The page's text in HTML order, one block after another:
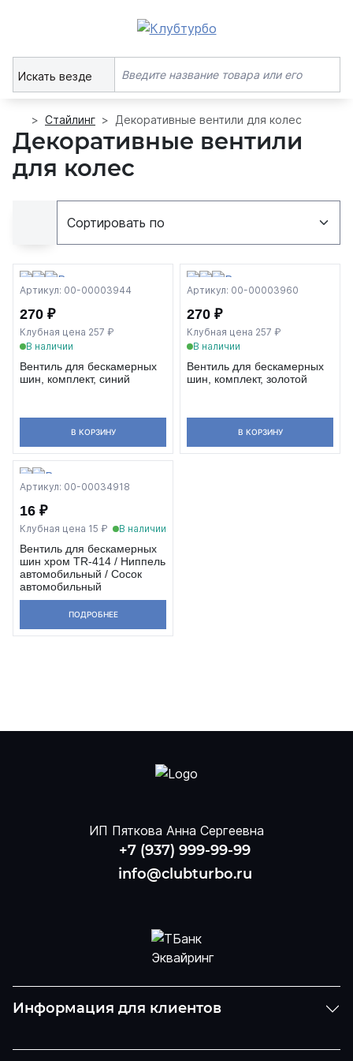
Искать везде
Стайлинг Декоративные вентили для колес
Декоративные вентили
для колес
Артикул: 00-00003944
270 ₽
Клубная цена 257 ₽
В наличии
Вентиль для бескамерных
шин, комплект, синий
В КОРЗИНУ
Артикул: 00-00003960
270 ₽
Клубная цена 257 ₽
В наличии
Вентиль для бескамерных
шин, комплект, золотой
В КОРЗИНУ
Артикул: 00-00034918
16 ₽
Клубная цена 15 ₽ В наличии
Вентиль для бескамерных
шин хром TR-414 / Ниппель
автомобильный / Сосок
автомобильный
ПОДРОБНЕЕ
ИП Пяткова Анна Сергеевна
+7 (937) 999-99-99
info@clubturbo.ru
Информация для клиентов